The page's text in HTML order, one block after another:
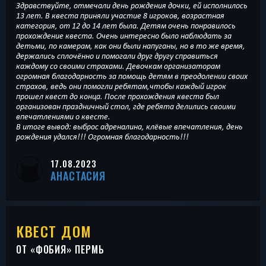
Здравствуйте, отмечали день рождения дочки, ей исполнилось
13 лет. В квеста приняли участие 8 игроков, возрастная
категория, от 12 до 14 лет была. Детям очень понравилось
прохождение квеста. Очень интересно было наблюдать за
детьми, по камерам, как они были напуганы, но в то же время,
держались сплочённо и помогали друг другу справиться
каждому со своими страхами. Девочкам организаторам
огромная благодарность за помощь детям в преодолении своих
страхов, ведь они помогли ребятам,чтобы каждый игрок
прошел квест до конца. После прохождения квеста был
организован праздничный стол, где ребята делились своими
впечатлениями о квесте.
В итоге вывод: выброс адреналина, клёвые впечатления, день
рождения удался!!! Огромная благодарность!!!
17.08.2023
АНАСТАСИЯ
КВЕСТ ДОМ
ОТ «ФОБИЯ» ПЕРМЬ